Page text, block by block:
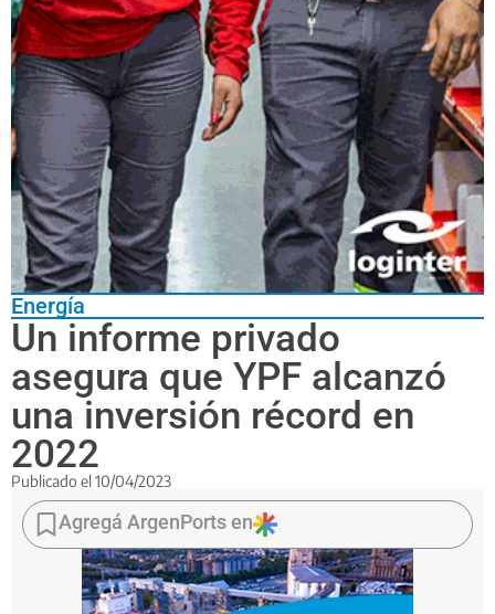
Energía
Un informe privado
asegura que YPF alcanzó
una inversión récord en
2022
Publicado el 10/04/2023
Aumentó
un
52
Agregá ArgenPorts en